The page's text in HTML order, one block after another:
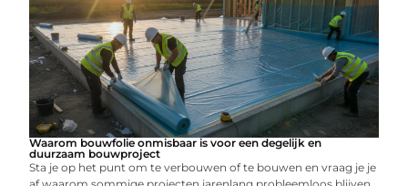
Waarom bouwfolie onmisbaar is voor een degelijk en
duurzaam bouwproject
Sta je op het punt om te verbouwen of te bouwen en vraag je je